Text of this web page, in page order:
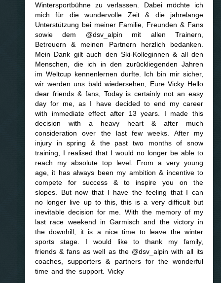
Wintersportbühne zu verlassen. Dabei möchte ich
mich für die wundervolle Zeit & die jahrelange
Unterstützung bei meiner Familie, Freunden & Fans
sowie dem @dsv_alpin mit allen Trainern,
Betreuern & meinen Partnern herzlich bedanken.
Mein Dank gilt auch den Ski-Kolleginnen & all den
Menschen, die ich in den zurückliegenden Jahren
im Weltcup kennenlernen durfte. Ich bin mir sicher,
wir werden uns bald wiedersehen, Eure Vicky Hello
dear friends & fans, Today is certainly not an easy
day for me, as I have decided to end my career
with immediate effect after 13 years. I made this
decision with a heavy heart & after much
consideration over the last few weeks. After my
injury in spring & the past two months of snow
training, I realised that I would no longer be able to
reach my absolute top level. From a very young
age, it has always been my ambition & incentive to
compete for success & to inspire you on the
slopes. But now that I have the feeling that I can
no longer live up to this, this is a very difficult but
inevitable decision for me. With the memory of my
last race weekend in Garmisch and the victory in
the downhill, it is a nice time to leave the winter
sports stage. I would like to thank my family,
friends & fans as well as the @dsv_alpin with all its
coaches, supporters & partners for the wonderful
time and the support. Vicky